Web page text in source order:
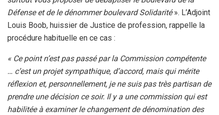
Défense et de le dénommer boulevard Solidarité». L’Adjoint
Louis Boob, huissier de Justice de profession, rappelle la
procédure habituelle en ce cas :
« Ce point n’est pas passé par la Commission compétente
… c’est un projet sympathique, d’accord, mais qui mérite
réflexion et, personnellement, je ne suis pas très partisan de
prendre une décision ce soir. Il y a une commission qui est
habilitée à examiner le changement de dénomination des